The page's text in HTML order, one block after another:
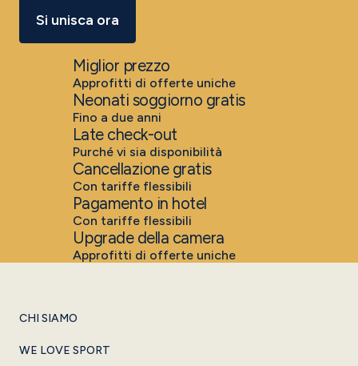
Si unisca ora
Miglior prezzo
Approfitti di offerte uniche
Neonati soggiorno gratis
Fino a due anni
Late check-out
Purché vi sia disponibilità
Cancellazione gratis
Con tariffe flessibili
Pagamento in hotel
Con tariffe flessibili
Upgrade della camera
Approfitti di offerte uniche
CHI SIAMO
WE LOVE SPORT